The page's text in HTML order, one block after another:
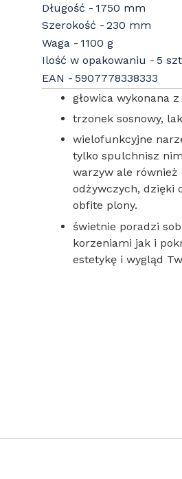
Długość
1750 mm
Szerokość
230 mm
Waga
1100 g
Ilość w opakowaniu
5
EAN
5907778338333
głowica wykonana
trzonek sosnowy,
wielofunkcyjne
tylko spulchnisz
warzyw ale również
odżywczych, dzięki
obfite plony.
świetnie poradzi
korzeniami jak i
estetykę i wygląd